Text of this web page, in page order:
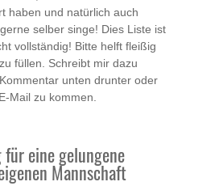
haben und natürlich auch
selber singe! Dies Liste ist
vollständig! Bitte helft fleißig
füllen. Schreibt mir dazu
unten drunter oder
Mail zu kommen.
eine gelungene
Mannschaft